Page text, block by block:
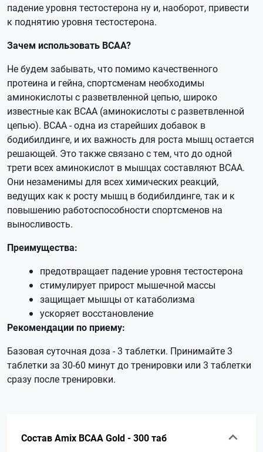
падение уровня тестостерона ну и, наоборот, привести
к поднятию уровня тестостерона.
Зачем использовать BCAA?
Не будем забывать, что помимо качественного
протеина и гейна, спортсменам необходимы
аминокислоты с разветвленной цепью, широко
известные как BCAA (аминокислоты с разветвленной
цепью). BCAA - одна из старейших добавок в
бодибилдинге, и их важность для роста мышц остается
решающей. Это также связано с тем, что до одной
трети всех аминокислот в мышцах составляют BCAA.
Они незаменимы для всех химических реакций,
ведущих как к росту мышц в бодибилдинге, так и к
повышению работоспособности спортсменов на
выносливость.
Преимущества:
предотвращает падение уровня тестостерона
стимулирует прирост мышечной массы
защищает мышцы от катаболизма
ускоряет восстановление
Рекомендации по приему:
Базовая суточная доза - 3 таблетки. Принимайте 3
таблетки за 30-60 минут до тренировки или 3 таблетки
сразу после тренировки.
Состав Amix BCAA Gold - 300 таб